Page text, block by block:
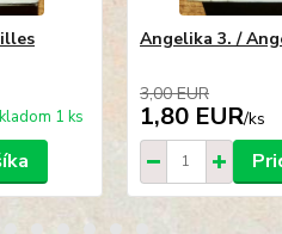
1 ks
Angelika 3. /
3,00 EUR
1,80 EUR/ks